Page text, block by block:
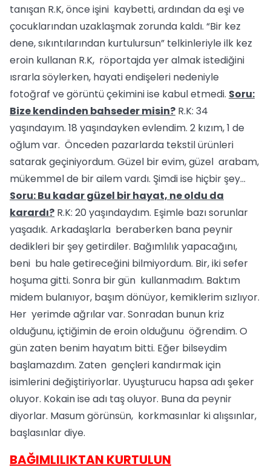
tanışan R.K, önce işini kaybetti, ardından da eşi ve
çocuklarından uzaklaşmak zorunda kaldı. “Bir kez
dene, sıkıntılarından kurtulursun” telkinleriyle ilk kez
eroin kullanan R.K, röportajda yer almak istediğini
ısrarla söylerken, hayati endişeleri nedeniyle
fotoğraf ve görüntü çekimini ise kabul etmedi. Soru:
Bize kendinden bahseder misin? R.K: 34
yaşındayım. 18 yaşındayken evlendim. 2 kızım, 1 de
oğlum var. Önceden pazarlarda tekstil ürünleri
satarak geçiniyordum. Güzel bir evim, güzel arabam,
mükemmel de bir ailem vardı. Şimdi ise hiçbir şey...
Soru: Bu kadar güzel bir hayat, ne oldu da
karardı? R.K: 20 yaşındaydım. Eşimle bazı sorunlar
yaşadık. Arkadaşlarla beraberken bana peynir
dedikleri bir şey getirdiler. Bağımlılık yapacağını,
beni bu hale getireceğini bilmiyordum. Bir, iki sefer
hoşuma gitti. Sonra bir gün kullanmadım. Baktım
midem bulanıyor, başım dönüyor, kemiklerim sızlıyor.
Her yerimde ağrılar var. Sonradan bunun kriz
olduğunu, içtiğimin de eroin olduğunu öğrendim. O
gün zaten benim hayatım bitti. Eğer bilseydim
başlamazdım. Zaten gençleri kandırmak için
isimlerini değiştiriyorlar. Uyuşturucu hapsa adı şeker
oluyor. Kokain ise adı taş oluyor. Buna da peynir
diyorlar. Masum görünsün, korkmasınlar ki alışsınlar,
başlasınlar diye.
BAĞIMLILIKTAN KURTULUN